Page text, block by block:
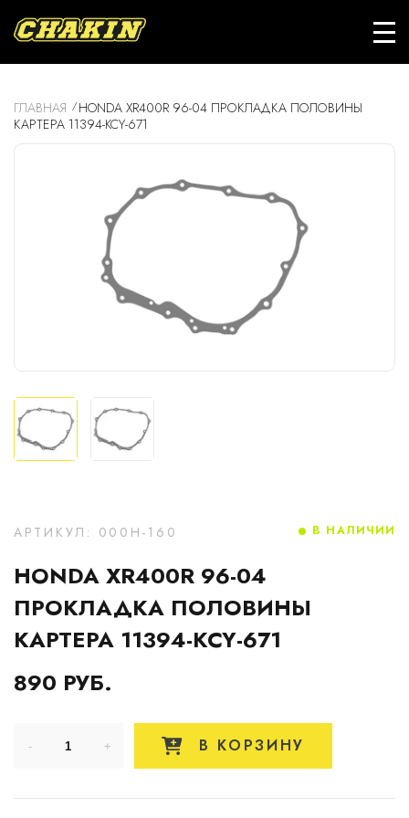
ГЛАВНАЯ
HONDA XR400R 96-04 ПРОКЛАДКА ПОЛОВИНЫ
КАРТЕРА 11394-KCY-671
АРТИКУЛ: 000H-160
HONDA XR400R 96-04
ПРОКЛАДКА ПОЛОВИНЫ
КАРТЕРА 11394-KCY-671
890 РУБ.
В НАЛИЧИИ
В КОРЗИНУ